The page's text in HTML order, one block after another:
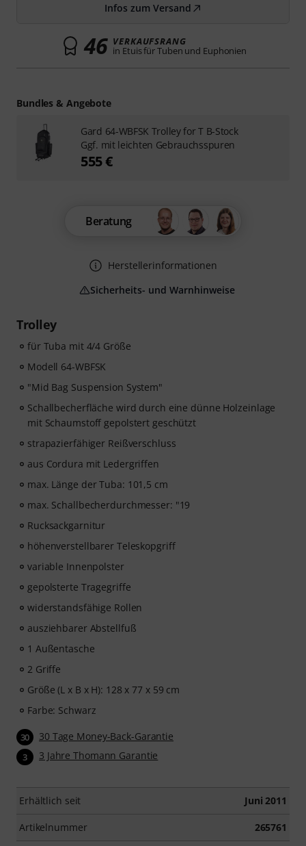
Trolley
für Tuba mit 4/4 Größe
Modell 64-WBFSK
"Mid Bag Suspension System"
Schallbecherfläche wird durch eine dünne Holzeinlage
mit Schaumstoff gepolstert geschützt
strapazierfähiger Reißverschluss
aus Cordura mit Ledergriffen
max. Länge der Tuba: 101,5 cm
max. Schallbecherdurchmesser: "19
Rucksackgarnitur
höhenverstellbarer Teleskopgriff
variable Innenpolster
gepolsterte Tragegriffe
widerstandsfähige Rollen
ausziehbarer Abstellfuß
1 Außentasche
2 Griffe
Größe (L x B x H): 128 x 77 x 59 cm
Farbe: Schwarz
30 30 Tage Money-Back-Garantie
3 3 Jahre Thomann Garantie
Erhältlich seit Juni 2011
Artikelnummer 265761
Infos zum Versand
46 VERKAUFSRANG
in Etuis für Tuben und Euphonien
Beratung
Herstellerinformationen
Sicherheits- und Warnhinweise
Bundles & Angebote
Gard 64-WBFSK Trolley for T B-Stock
Ggf. mit leichten Gebrauchsspuren
555 €